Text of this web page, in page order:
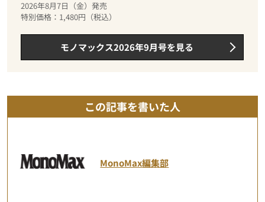
2026年8月7日（金）発売
特別価格：1,480円（税込）
モノマックス2026年9月号を見る
この記事を書いた人
MonoMax編集部